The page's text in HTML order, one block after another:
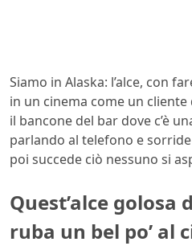
Siamo in Alaska: l’alce, con
in un cinema come un
il bancone del bar dove c’è
parlando al telefono e
poi succede ciò nessuno si
Quest’alce golosa
ruba un bel po’ al